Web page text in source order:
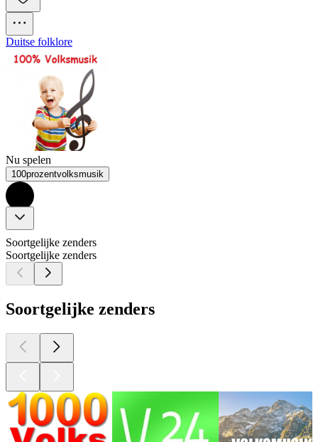
Duitse folklore
Nu spelen
100prozentvolksmusik
Soortgelijke zenders
Soortgelijke zenders
Soortgelijke zenders